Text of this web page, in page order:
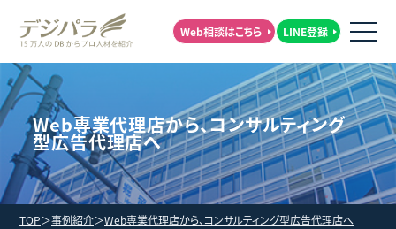
Web相談はこちら LINE登録
Web専業代理店から、コンサルティング
型広告代理店へ
TOP 事例紹介 Web専業代理店から、コンサルティング型広告代理店へ